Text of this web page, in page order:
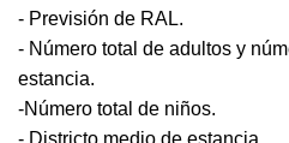
- Previsión de RAL.
- Número total de adultos y
estancia.
-Número total de niños.
- Districto medio de estancia.